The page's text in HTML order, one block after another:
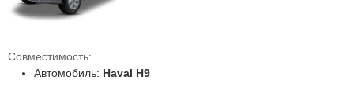
Совместимость:
Автомобиль: Haval H9